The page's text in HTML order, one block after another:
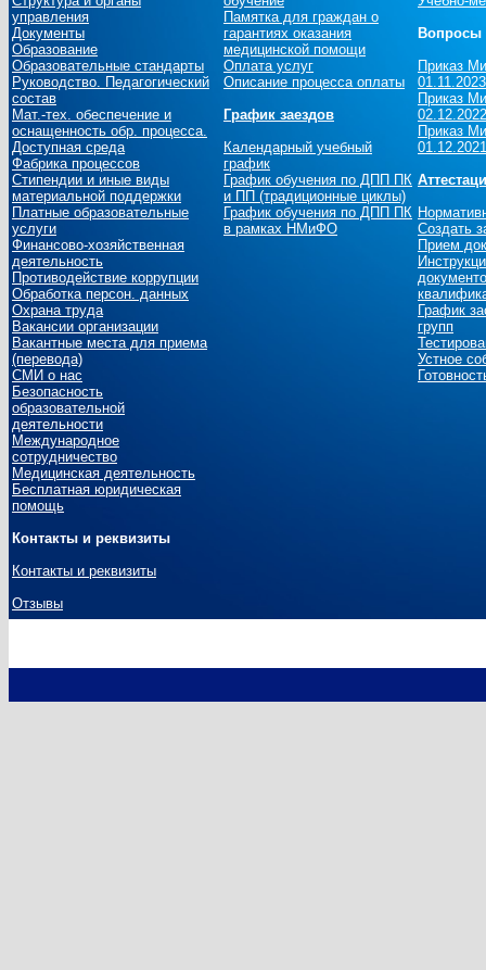
управления
Документы
Образование
Образовательные стандарты
Руководство. Педагогический
состав
Мат.-тех. обеспечение и
оснащенность обр. процесса.
Доступная среда
Фабрика процессов
Стипендии и иные виды
материальной поддержки
Платные образовательные
услуги
Финансово-хозяйственная
деятельность
Противодействие коррупции
Обработка персон. данных
Охрана труда
Вакансии организации
Вакантные места для приема
(перевода)
СМИ о нас
Безопасность
образовательной
деятельности
Международное
сотрудничество
Медицинская деятельность
Бесплатная юридическая
помощь
Контакты и реквизиты
Контакты и реквизиты
Отзывы
Памятка для граждан о
гарантиях оказания
медицинской помощи
Оплата услуг
Описание процесса оплаты
График заездов
Календарный учебный
график
График обучения по ДПП ПК
и ПП (традиционные циклы)
График обучения по ДПП ПК
в рамках НМиФО
Вопросы
Приказ
Приказ
Приказ
Создать
Прием
График
групп
Устное